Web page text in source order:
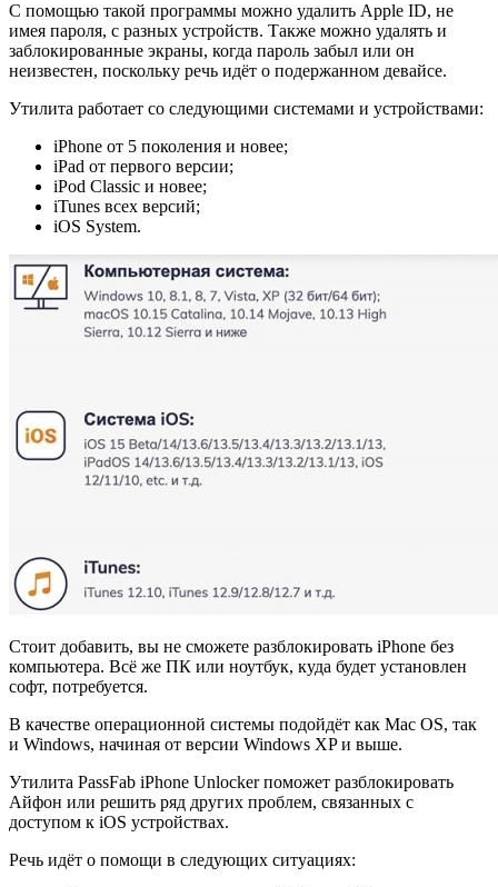
С помощью такой программы можно удалить Apple ID, не
имея пароля, с разных устройств. Также можно удалять и
заблокированные экраны, когда пароль забыл или он
неизвестен, поскольку речь идёт о подержанном девайсе.
Утилита работает со следующими системами и устройствами:
iPhone от 5 поколения и новее;
iPad от первого версии;
iPod Classic и новее;
iTunes всех версий;
iOS System.
Стоит добавить, вы не сможете разблокировать iPhone без
компьютера. Всё же ПК или ноутбук, куда будет установлен
софт, потребуется.
В качестве операционной системы подойдёт как Mac OS, так
и Windows, начиная от версии Windows XP и выше.
Утилита PassFab iPhone Unlocker поможет разблокировать
Айфон или решить ряд других проблем, связанных с
доступом к iOS устройствах.
Речь идёт о помощи в следующих ситуациях: